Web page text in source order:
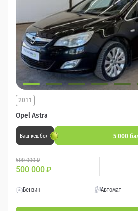
Opel Astra
2011
Ваш кешбек 5 000
500 000 ₽
500 000 ₽
Бензин Автомат